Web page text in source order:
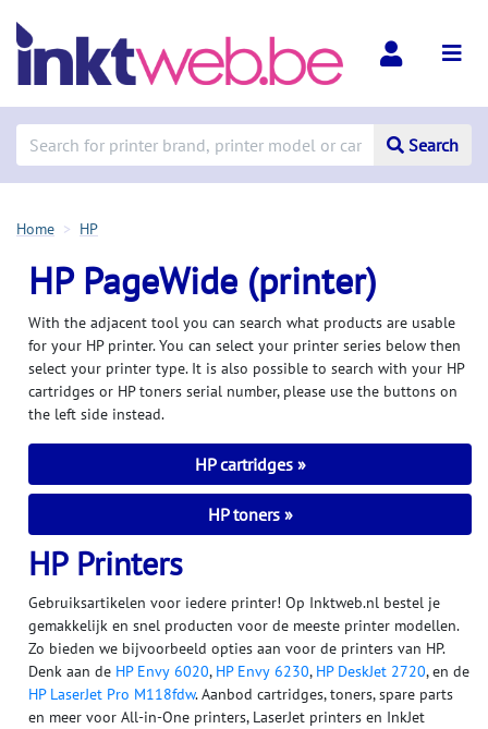
Search
Home HP
HP PageWide (printer)
With the adjacent tool you can search what products are usable
for your HP printer. You can select your printer series below then
select your printer type. It is also possible to search with your HP
cartridges or HP toners serial number, please use the buttons on
the left side instead.
HP cartridges
HP toners
HP Printers
Gebruiksartikelen voor iedere printer! Op Inktweb.nl bestel je
gemakkelijk en snel producten voor de meeste printer modellen.
Zo bieden we bijvoorbeeld opties aan voor de printers van HP.
Denk aan de HP Envy 6020, HP Envy 6230, HP DeskJet 2720, en de
HP LaserJet Pro M118fdw. Aanbod cartridges, toners, spare parts
en meer voor All-in-One printers, LaserJet printers en InkJet